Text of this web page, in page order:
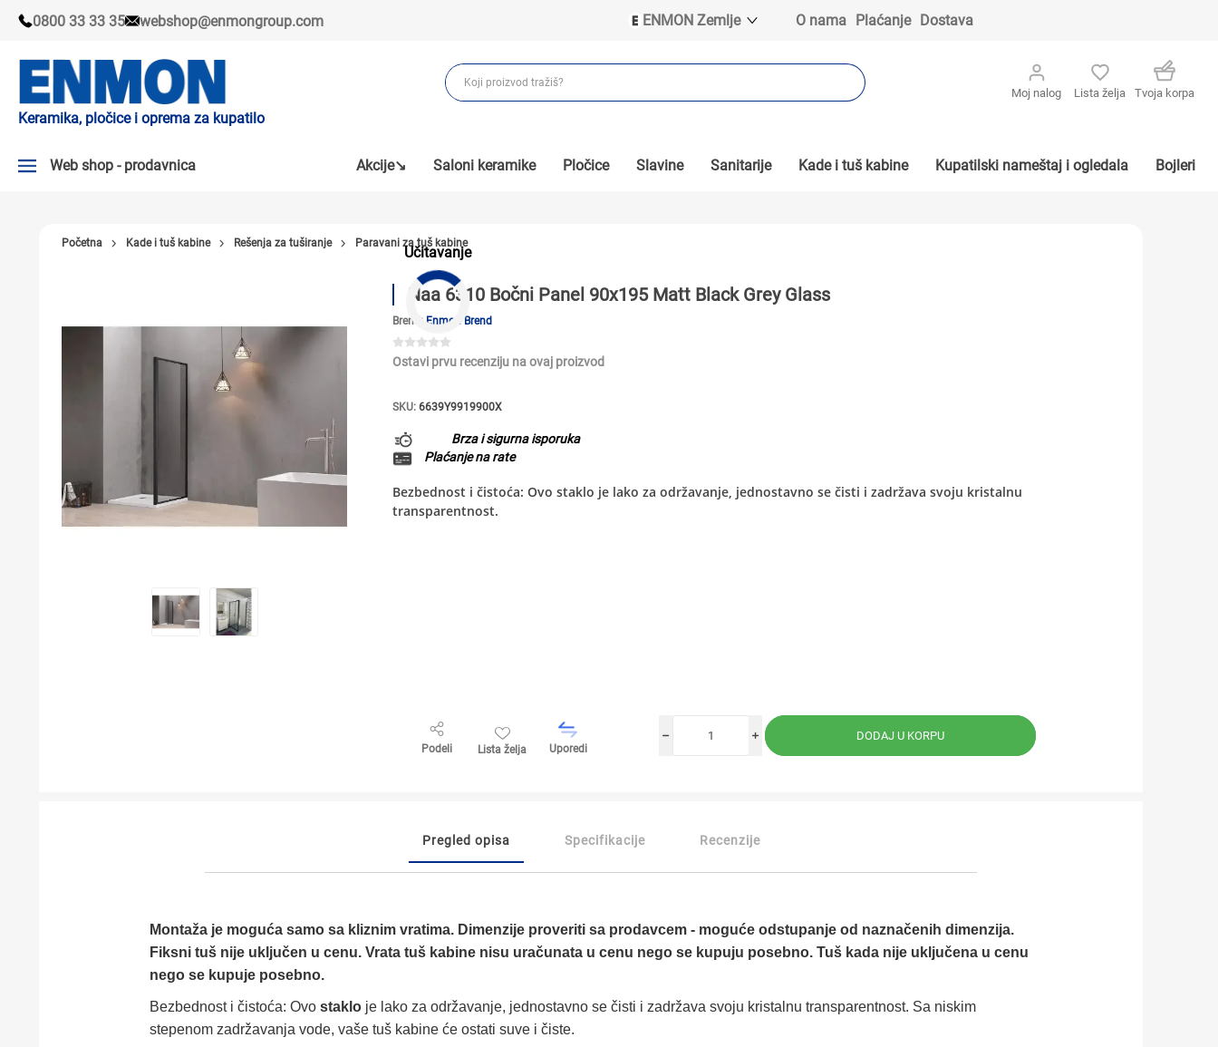
0800 33 33 35 webshop@enmongroup.com
ENMON Zemlje
ENMON BIH
ENMON MKD
O nama Plaćanje Dostava
Keramika, pločice i oprema za kupatilo
Moj nalog Lista želja Tvoja korpa
Web shop - prodavnica
PLOČICE
KADE I TUŠ KABINE
BOJLERI
ALATI ZA KERAMIKU
Akcije↘ Saloni keramike Pločice Slavine Sanitarije Kade i tuš kabine Kupatilski nameštaj i ogledala Bojleri
Učitavanje
Početna Kade i tuš kabine Rešenja za tuširanje Paravani za tuš kabine
Naa 6310 Bočni Panel 90x195 Matt Black Grey Glass
Brend: Enmon Brend
Ostavi prvu recenziju na ovaj proizvod
SKU: 6639Y9919900X
Brza i sigurna isporuka
Plaćanje na rate
Bezbednost i čistoća: Ovo staklo je lako za održavanje, jednostavno se čisti i zadržava svoju kristalnu
transparentnost.
Podeli Lista želja Uporedi
i
h
Pregled opisa Specifikacije Recenzije
Montaža je moguća samo sa kliznim vratima. Dimenzije proveriti sa prodavcem - moguće odstupanje od naznačenih dimenzija.
Fiksni tuš nije uključen u cenu. Vrata tuš kabine nisu uračunata u cenu nego se kupuju posebno. Tuš kada nije uključena u cenu
nego se kupuje posebno.
Bezbednost i čistoća: Ovo stakloje lako za održavanje, jednostavno se čisti i zadržava svoju kristalnu transparentnost. Sa niskim
stepenom zadržavanja vode, vaše tuš kabine će ostati suve i čiste.